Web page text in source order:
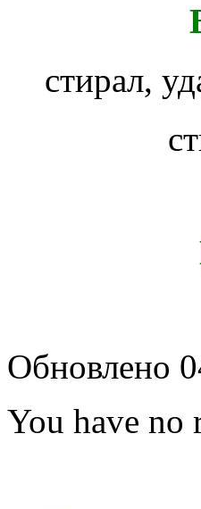
стирал,
Обновлено
You have no